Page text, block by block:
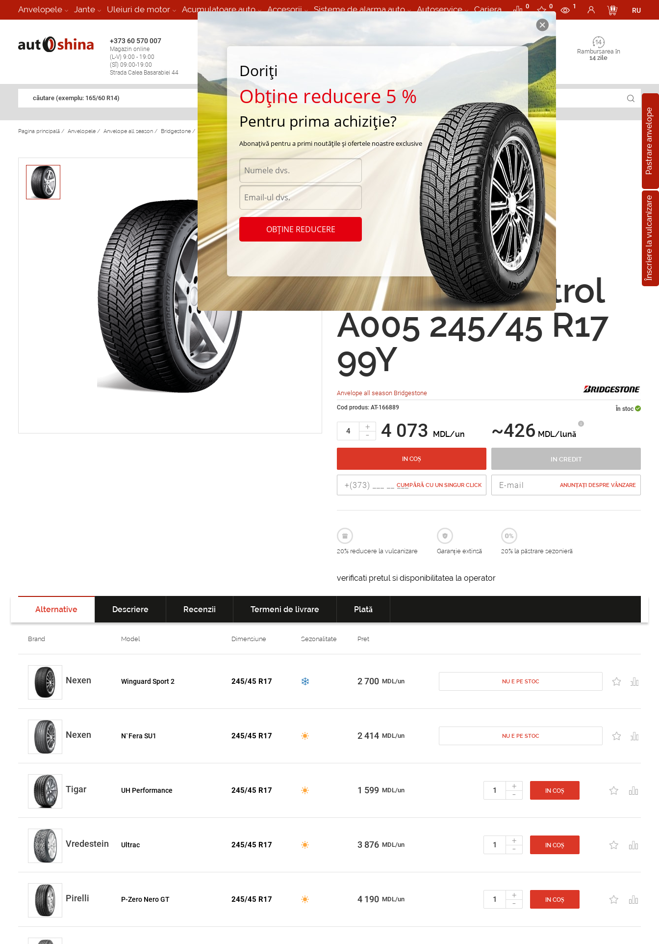
Anvelopele Jante Uleiuri de motor Acumulatoare auto Accesorii Sisteme de alarma auto Autoservice Cariera 0 0 1
RU
+373 60 570 007
Magazin online
(L-V) 9:00 - 19:00
(Sî) 09:00-19:00
Strada Calea Basarabiei 44
Vulcanizare Mobila 24/7 non
Rambursarea în
14 zile
căutare (exemplu: 165/60 R14)
Pastrare anvelope
Înscriere la vulcanizare
Pagina principală / Anvelopele / Anvelope all season / Bridgestone / Anvelope all season Bridgestone Weather Control A005 Bridgestone Weather Control A005 245/45 R17 99Y
Anvelope all
season
Bridgestone
Weather Control
A005 245/45 R17
99Y
Anvelope all season Bridgestone
Cod produs: AT-166889 În stoc
+
- 4 073 MDL/un ~426 MDL/lună
IN COȘ IN CREDIT
CUMPĂRĂ CU UN SINGUR CLICK ANUNȚAȚI DESPRE VÂNZARE
20% reducere la vulcanizare Garanție extinsă 20% la păstrare sezonieră
verificati pretul si disponibilitatea la operator
Alternative Descriere Recenzii Termeni de livrare Plată
Brand Model Dimensiune Sezonalitate Pret
Nexen Winguard Sport 2 245/45 R17 2 700 MDL/un NU E PE STOC
Nexen N`Fera SU1 245/45 R17 2 414 MDL/un NU E PE STOC
Tigar UH Performance 245/45 R17 1 599 MDL/un +
- IN COȘ
Vredestein Ultrac 245/45 R17 3 876 MDL/un +
- IN COȘ
Pirelli P-Zero Nero GT 245/45 R17 4 190 MDL/un +
- IN COȘ
Doriți
Obține reducere 5 %
Pentru prima achiziție?
Abonațivă pentru a primi noutățile și ofertele noastre exclusive
OBȚINE REDUCERE